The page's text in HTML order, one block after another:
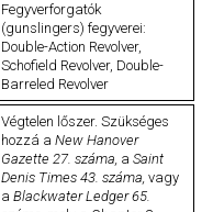
Fegyverforgatók
(gunslingers) fegyverei:
Double-Action Revolver,
Schofield Revolver, Double-
Barreled Revolver
Végtelen lőszer. Szükséges
hozzá a New Hanover
Gazette 27. száma, a Saint
Denis Times 43. száma, vagy
a Blackwater Ledger 65.